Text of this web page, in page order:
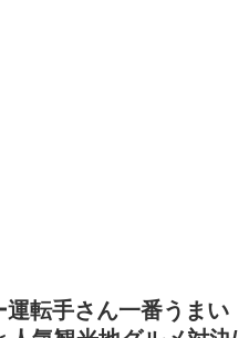
運転手さん一番うまい